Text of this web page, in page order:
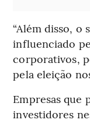
“Além disso,
influenciado
corporativos,
pela eleição
Empresas que
investidores